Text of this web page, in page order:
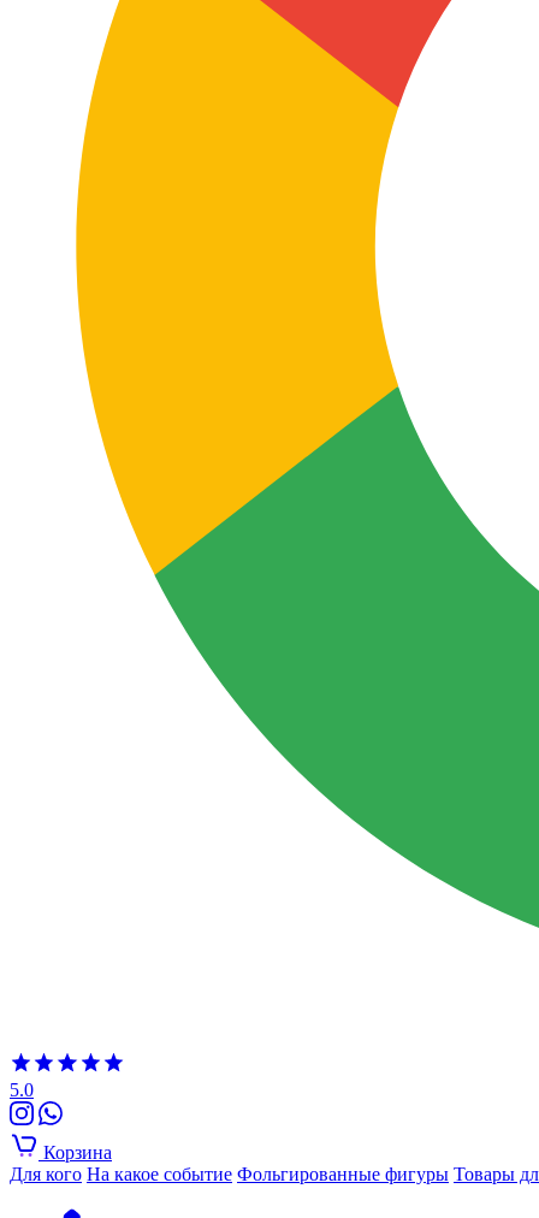
5.0
Корзина
Для кого На какое событие Фольгированные фигуры Товары